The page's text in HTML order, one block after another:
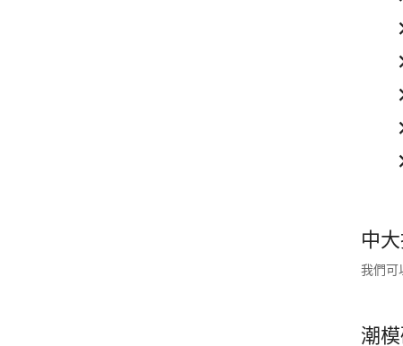
中
我們可
潮